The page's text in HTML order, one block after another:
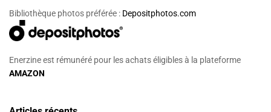
Bibliothèque photos préférée : Depositphotos.com
Enerzine est rémunéré pour les achats éligibles à la plateforme
AMAZON